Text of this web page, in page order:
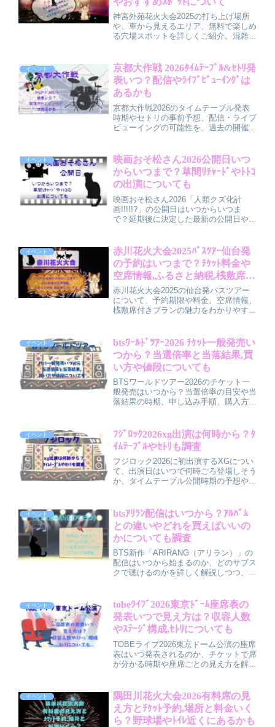
神宮外苑花火大会2025の打ち上げ場所
や、車から見えるエリア、無料で楽しめ
る穴場スポットを詳しくご紹介。混雑を
ならではの花火観賞を快適に楽しむため
の情報満載です。
イベント
京都大作戦 2026ﾀｲﾑﾃｰﾌﾞﾙ&ｾﾄﾘ発
表いつ？配信やﾗｲﾌﾞﾋﾞｭｰｲﾝｸﾞは
あるかも
京都大作戦2026のタイムテーブル発表
時期やセトリの事前予想、配信・ライブ
ビューイングの可能性を、過去の開催傾
つ事前準備のチェックポイントもまとめ
ました。
イベント
映画おそ松さん2026公開日いつ
からいつまで？草間ﾘﾁｬｰﾄﾞやﾄﾄｺ
の出演についても
映画おそ松さん2026「人類クズ化計
画!!!!!?」の公開日はいつからいつま
で？延期後に決定した最新の公開日や上
情報や登場シーンの考察、映画をより楽
しむための注目ポイントまで分かりやす
くまとめています。
イベント
赤川花火大会2025ﾊﾞｽﾂｱｰ仙台発
の予約はいつまで？ﾁｹｯﾄ料金や
空席情報,ふるさと納税,桟敷席に
ついても
赤川花火大会2025の仙台発バスツアー
について、予約期限や料金、空席情報、
桟敷席付きプランの魅力をわかりやすく
楽しむための最新情報をまとめていま
す。
イベント
btsﾜｰﾙﾄﾞﾂｱｰ2026 ﾁｹｯﾄ一般発売い
つから？当選倍率と当落結果,買
い方や値段についても
BTSワールドツアー2026のチケット一
般発売はいつから？当選倍率の目安や当
落結果の時期、申し込み手順、購入方法
加席など売り切れ後のチャンスも紹介
し、初めての人でも準備しやすいポイン
トをまとめています。
イベント
ﾌｼﾞﾛｯｸ2026xg出演は何時から？ﾀ
ｲﾑﾃｰﾌﾞﾙやｾﾄﾘも調査
フジロック2026に初出演するXGについ
て、出演日はいつで何時ごろ登場しそう
か、タイムテーブル公開時期の予想や確
信視聴それぞれの準備のコツまでをわか
りやすくまとめた記事です。
イベント
btsｱﾘﾗﾝ配信はいつから？ｱﾙﾊﾞﾑ
との違いやどれを買えばいいの
かについても調査
BTS新作「ARIRANG（アリラン）」の
配信はいつから始まるのか、どのサブス
クで聴けるのかを詳しく解説しつつ、
ます。配信とアルバムはどっちが自分に
合っているのか、目的別のおすすめの選
び方もまとめているので、「結局どれを
買えばいいの？」と迷っている方の判断
材料になる記事です。
イベント
tobeﾗｲﾌﾞ2026東京ﾄﾞｰﾑ座席表の
発表いつで見え方は？収容人数
やｽﾃｰｼﾞ構成,ｾﾄﾘについても
TOBEライブ2026東京ドーム公演の座席
表はいつ発表されるのか、チケットで席
が分かる時期や座席ごとの見え方を解
したステージ構成やセトリ予想まで、初
めての方にも分かりやすくまとめていま
す。
イベント
隅田川花火大会2026有料席の見
え方とﾁｹｯﾄ予約,場所と料金いく
ら？野球場やﾄｲﾚ近くにあるかも